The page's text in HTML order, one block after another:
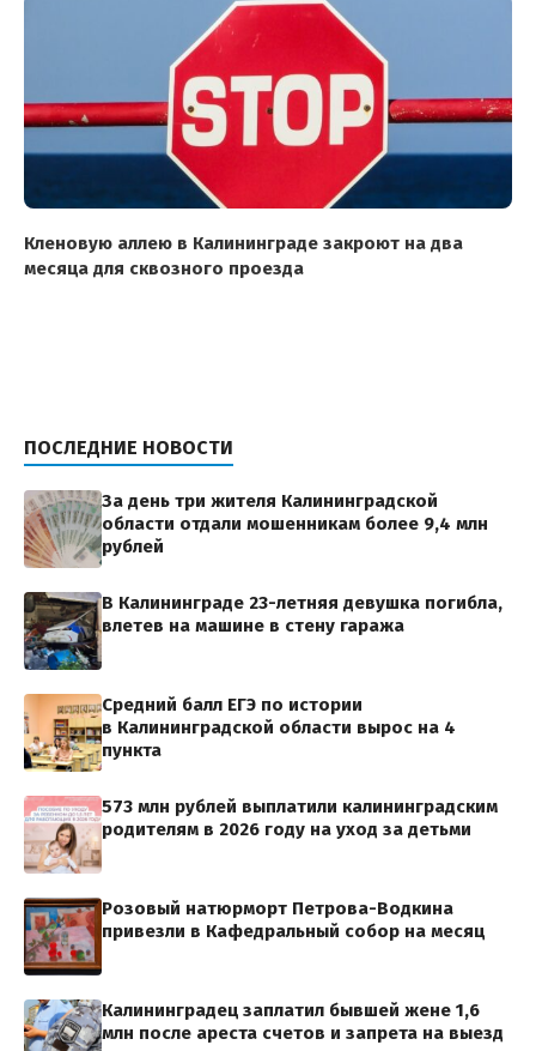
Кленовую аллею в Калининграде закроют на два
месяца для сквозного проезда
ПОСЛЕДНИЕ НОВОСТИ
За день три жителя Калининградской
области отдали мошенникам более 9,4 млн
рублей
В Калининграде 23-летняя девушка погибла,
влетев на машине в стену гаража
Средний балл ЕГЭ по истории
в Калининградской области вырос на 4
пункта
573 млн рублей выплатили калининградским
родителям в 2026 году на уход за детьми
Розовый натюрморт Петрова-Водкина
привезли в Кафедральный собор на месяц
Калининградец заплатил бывшей жене 1,6
млн после ареста счетов и запрета на выезд